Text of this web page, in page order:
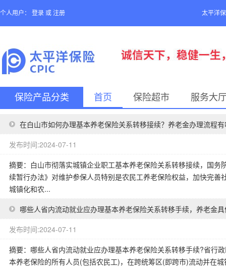
个人用户： 登录 或 注册 太平洋
保险产品分类 首页 保险超市 服务大
在白山市如何办理基本养老保险关系转移接续？养老金办理流程
发布时间:2024-07-11
摘要：白山市彻落实城镇企业职工基本养老保险关系转移接续，国
续暂行办法》对维护参保人员特别是农民工养老保险权益，加快完
城镇化和农...
哪些人省内流动就业应办理基本养老保险关系转移手续，养老金
发布时间:2024-07-11
摘要：哪些人省内流动就业应办理基本养老保险关系转移手续?省行
本养老保险的所有人员(包括农民工)，在跨统筹区(即跨市)流动并在